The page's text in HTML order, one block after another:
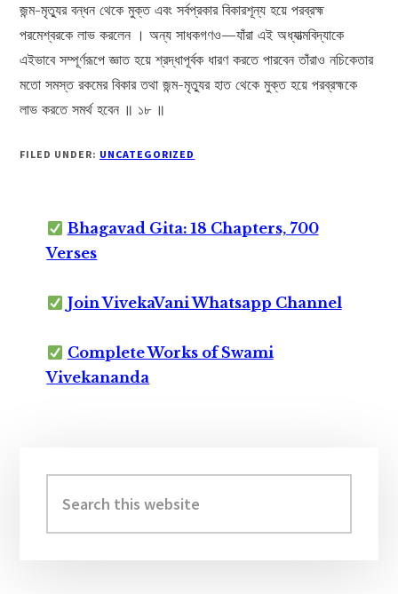
জন্ম-মৃত্যুর বন্ধন থেকে মুক্ত এবং সর্বপ্রকার বিকারশূন্য হয়ে পরব্রহ্ম
পরমেশ্বরকে লাভ করলেন । অন্য সাধকগণও—যাঁরা এই অধ্যাত্মবিদ্যাকে
এইভাবে সম্পূর্ণরূপে জ্ঞাত হয়ে শ্রদ্ধাপূর্বক ধারণ করতে পারবেন তাঁরাও নচিকেতার
মতো সমস্ত রকমের বিকার তথা জন্ম-মৃত্যুর হাত থেকে মুক্ত হয়ে পরব্রহ্মকে
লাভ করতে সমর্থ হবেন ॥ ১৮ ॥
FILED UNDER: UNCATEGORIZED
Bhagavad Gita: 18 Chapters, 700
Verses
Join VivekaVani Whatsapp Channel
Complete Works of Swami
Vivekananda
Sidebar
this
website